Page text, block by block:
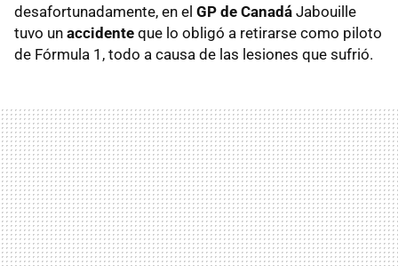
desafortunadamente, en el GP de Canadá Jabouille
tuvo un accidente que lo obligó a retirarse como piloto
de Fórmula 1, todo a causa de las lesiones que sufrió.